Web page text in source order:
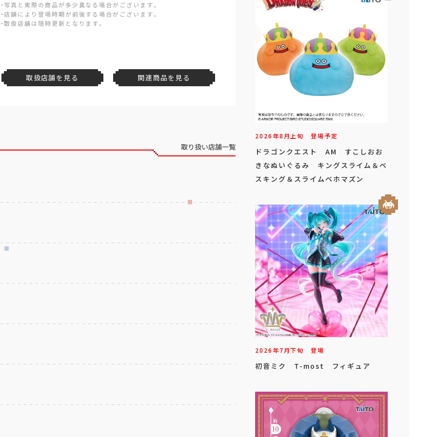
・写真と実際の商品が多少異なる場合がございます。
・店舗により登場時期が前後する場合がございます。
・取扱店舗は随時更新となります。
取扱店舗を見る 関連商品を見る
取り扱い店舗一覧
2026年8月上旬 登場予定
ドラゴンクエスト AM すこしおお
きなぬいぐるみ キングスライム＆ベ
スキング＆スライムベホマズン
2026年7月下旬 登場
初音ミク T-most フィギュア